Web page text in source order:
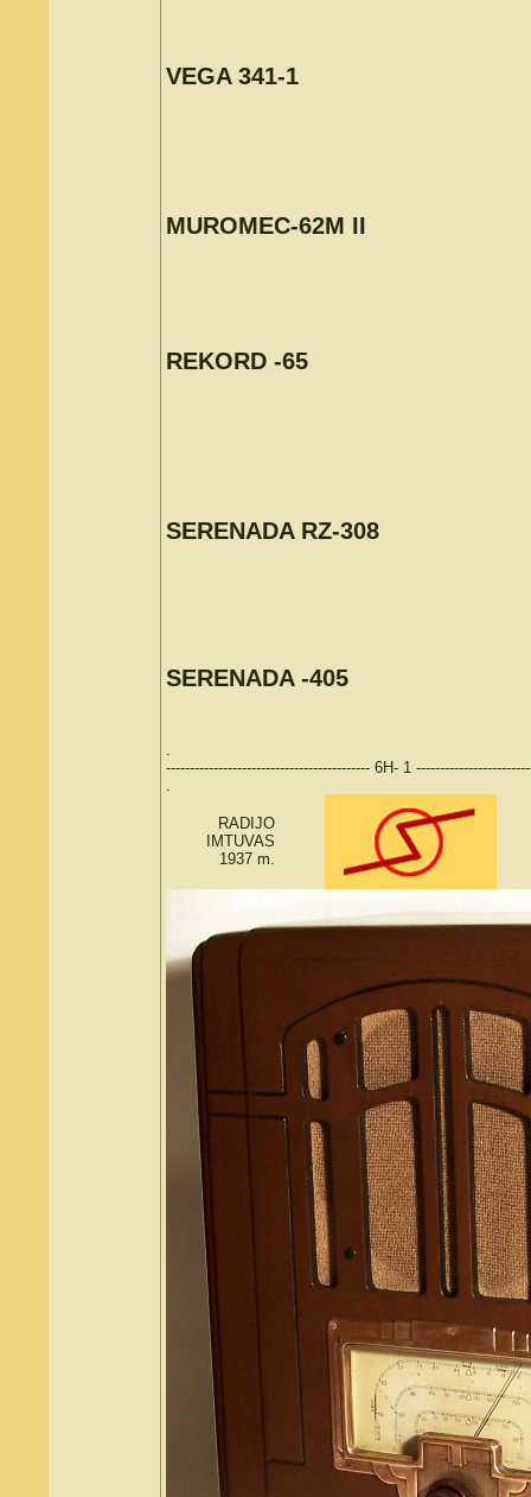
VEGA 341-1
MUROMEC-62M II
REKORD -65
SERENADA RZ-308
SERENADA -405
.
------------------------------------------- 6H- 1
.
RADIJO
IMTUVAS
1937 m.